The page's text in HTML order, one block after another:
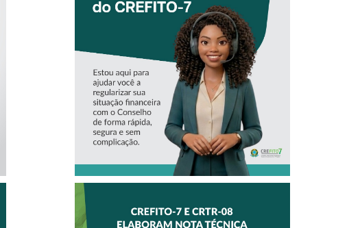
‘ALINE’,
ASSISTENTE
VIRTUAL DO
CREFITO-7